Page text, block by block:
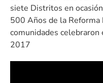
siete Distritos en
500 Años de la
comunidades
2017